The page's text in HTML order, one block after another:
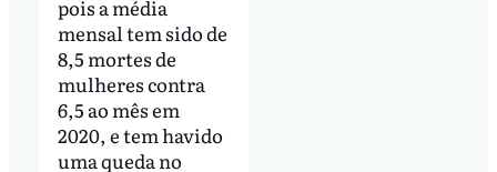
pois a média
mensal tem sido de
8,5 mortes de
mulheres contra
6,5 ao mês em
2020, e tem havido
uma queda no